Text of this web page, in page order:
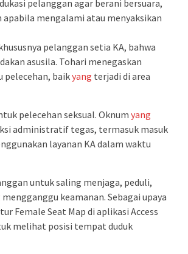
pelanggan agar berani bersuara,
mengalami atau menyaksikan
pelanggan setia KA, bahwa
asusila. Tohari menegaskan
pelecehan, baikyang terjadi di area
pelecehan seksual. Oknumyang
administratif tegas, termasuk masuk
layanan KA dalam waktu
untuk saling menjaga, peduli,
mengganggu keamanan. Sebagai upaya
Female Seat Map di aplikasi Access
melihat posisi tempat duduk